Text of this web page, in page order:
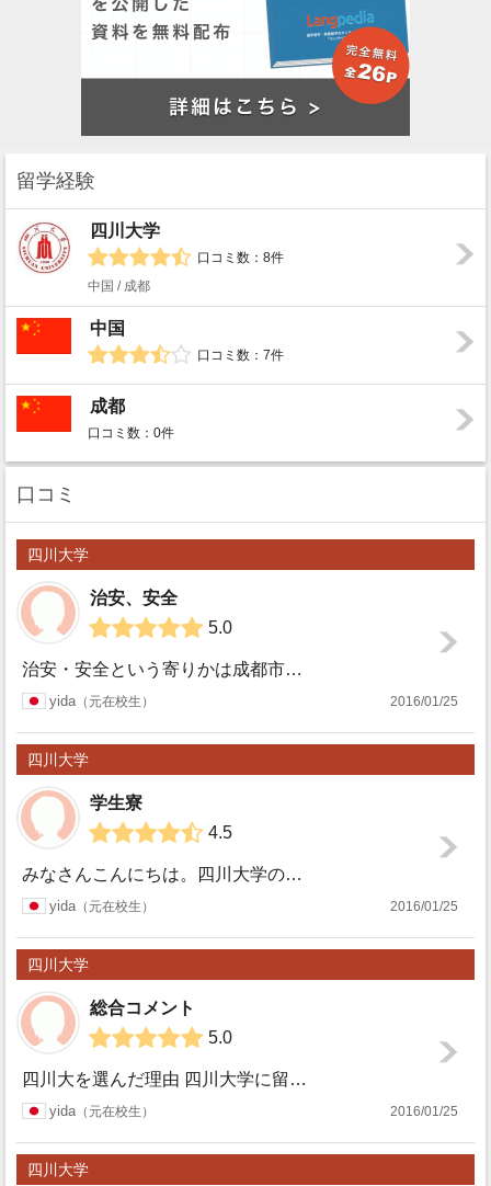
留学経験
四川大学
口コミ数：8件
中国 / 成都
中国
口コミ数：7件
成都
口コミ数：0件
口コミ
四川大学
四川大
学
治安、安全
5.0
治安・安全という寄りかは成都市全体に関する助言です。といいつつも、まずは治安から。治安は悪くないです。成都市は内陸部ということで多少不安を覚える方もいらっ...
yida 元在校生 2016/01/25
四川大学
四川大
学
学生寮
4.5
みなさんこんにちは。四川大学の学生寮は主に２種類ございます。一つは、西区留学生宿舎、もう一つは東区留学生宿舎です。西区はきれいですが、、、高いです。ここに...
yida 元在校生 2016/01/25
四川大学
四川大
学
総合コメント
5.0
四川大を選んだ理由 四川大学に留学した理由としては、主に３つ理由があります。 その１⇒圧倒的に日本人が少ない！これ、「え？」と思う方もいると思いますが、意...
yida 元在校生 2016/01/25
四川大学